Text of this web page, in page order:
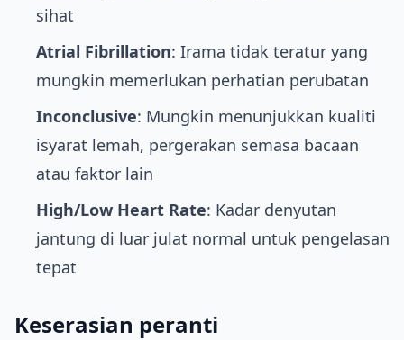
sihat
Atrial Fibrillation: Irama tidak teratur yang
mungkin memerlukan perhatian perubatan
Inconclusive: Mungkin menunjukkan kualiti
isyarat lemah, pergerakan semasa bacaan
atau faktor lain
High/Low Heart Rate: Kadar denyutan
jantung di luar julat normal untuk pengelasan
tepat
Keserasian peranti